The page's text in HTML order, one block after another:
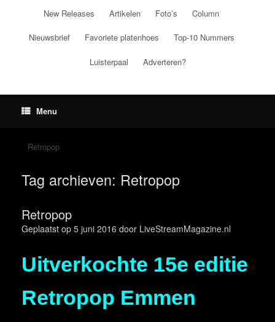
New Releases Artikelen Foto’s Column
Nieuwsbrief Favoriete platenhoes Top-10 Nummers
Luisterpaal Adverteren?
Menu
Retropop
Tag archieven: Retropop
Retropop
Geplaatst op 5 juni 2016 door LiveStreamMagazine.nl
Uitverkochte 15e editie
Retropop Emmen